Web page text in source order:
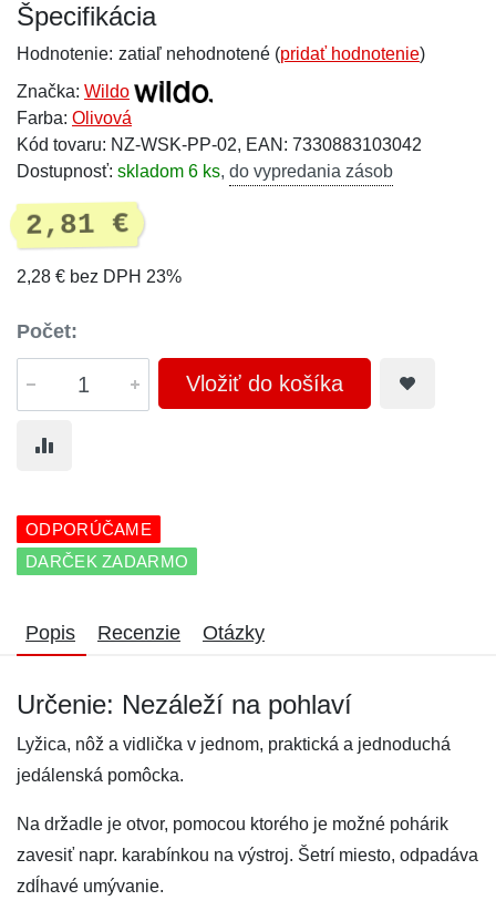
Špecifikácia
Hodnotenie: zatiaľ nehodnotené (pridať hodnotenie)
Značka: Wildo
Farba: Olivová
Kód tovaru: NZ-WSK-PP-02, EAN: 7330883103042
Dostupnosť: skladom 6 ks, do vypredania zásob
2,81 €
2,28 € bez DPH 23%
Počet:
Vložiť do košíka
ODPORÚČAME
DARČEK ZADARMO
Popis Recenzie Otázky
Určenie: Nezáleží na pohlaví
Lyžica, nôž a vidlička v jednom, praktická a jednoduchá
jedálenská pomôcka.
Na držadle je otvor, pomocou ktorého je možné pohárik
zavesiť napr. karabínkou na výstroj. Šetrí miesto, odpadáva
zdĺhavé umývanie.